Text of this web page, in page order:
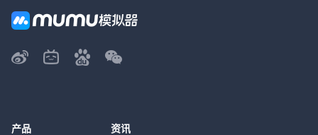
产品 资讯